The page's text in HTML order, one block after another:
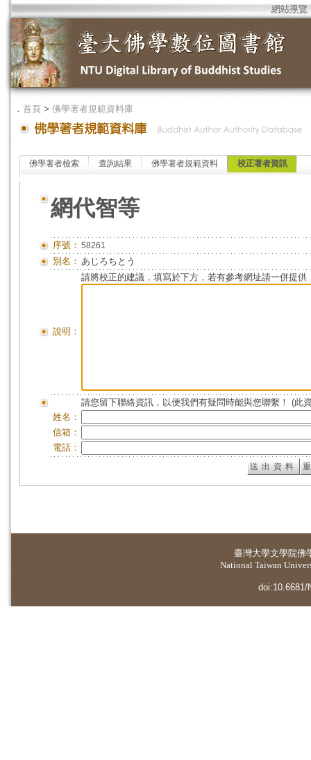
網站導覽
． 首頁 > 佛學著者規範資料庫
佛學著者檢索 查詢結果 佛學著者規範資料 校正著者資訊
網代智等
序號： 58261
別名： あじろちとう
說明：
請將校正的建議，填寫於下方，若有參考網址請一併提供
請您留下聯絡資訊，以便我們有疑問時能與您聯繫！ (此
姓名：
信箱：
電話：
臺灣大學文學院佛
National Taiwan
doi:10.6681/